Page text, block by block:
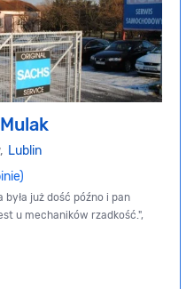
Lublin
już dość późno i pan
u mechaników rzadkość.",